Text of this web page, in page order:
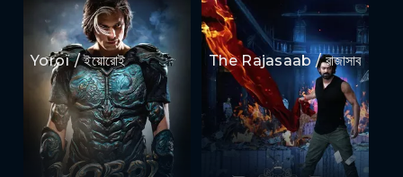
Yoroï / ইয়োরোই The Rajasaab / রাজাসাব